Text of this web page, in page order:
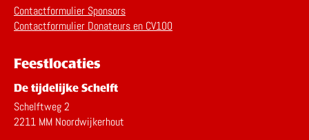
Contactformulier Sponsors
Contactformulier Donateurs en CV100
Feestlocaties
De tijdelijke Schelft
Schelftweg 2
2211 MM Noordwijkerhout